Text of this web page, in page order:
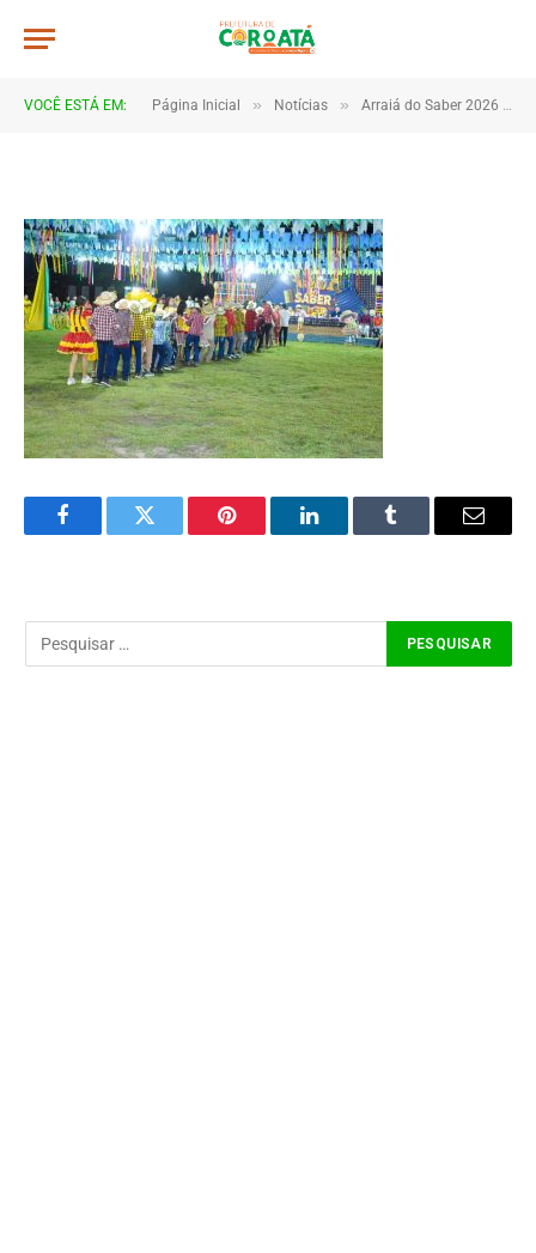
VOCÊ ESTÁ EM: Página Inicial » Notícias » Arraiá do Saber 2026 tem início no Macropolo Pau de Estopa com celebração da cultura e da educação
DSC_5585
FacebookTwitter Pinterest LinkedInTumblr Email